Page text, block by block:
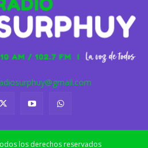
los derechos reservados